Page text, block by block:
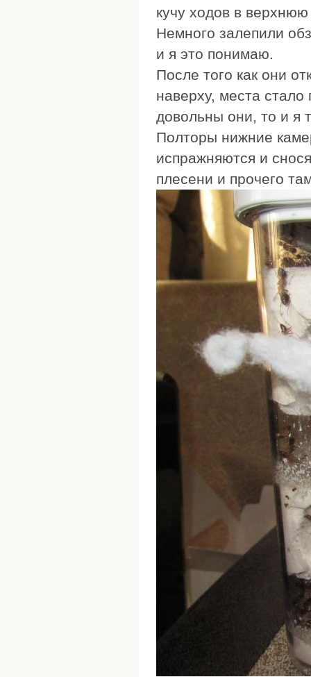
кучу ходов в
Немного залепили
и я это понимаю.
После того как они
наверху, места
довольны они, то и я
Полторы нижние
испражняются и
плесени и прочего